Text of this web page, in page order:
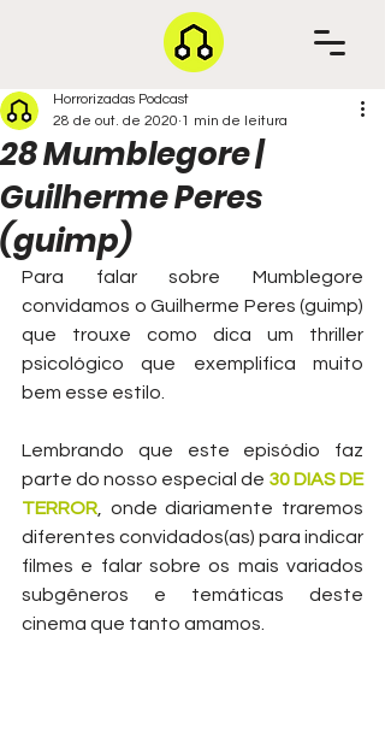
28 Mumblegore |
Guilherme Peres
(guimp)
Horrorizadas Podcast
28 de out. de 2020 1 min de leitura
Para falar sobre Mumblegore
convidamos o Guilherme Peres (guimp)
que trouxe como dica um thriller
psicológico que exemplifica muito
bem esse estilo.
Lembrando que este episódio faz
parte do nosso especial de 30 DIAS DE
TERROR , onde diariamente traremos
diferentes convidados(as) para indicar
filmes e falar sobre os mais variados
subgêneros e temáticas deste
cinema que tanto amamos.